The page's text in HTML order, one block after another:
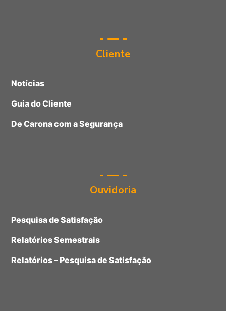
Cliente
Notícias
Guia do Cliente
De Carona com a Segurança
Ouvidoria
Pesquisa de Satisfação
Relatórios Semestrais
Relatórios – Pesquisa de Satisfação